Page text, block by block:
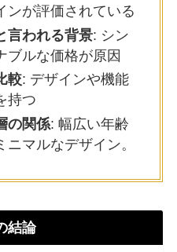
ンが評価されている
言われる背景: シン
ブルな価格が原因
較: デザインや機能
持つ
の関係: 幅広い年齢
マルなデザイン。
結論